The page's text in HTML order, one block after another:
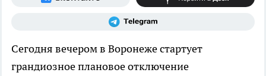
Сегодня вечером в Воронеже стартует
грандиозное плановое отключение